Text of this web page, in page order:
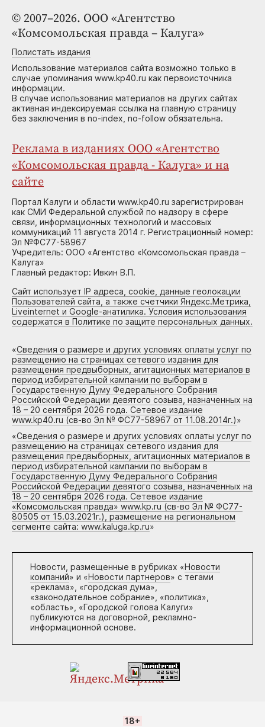
© 2007–2026. ООО «Агентство
«Комсомольская правда – Калуга»
Полистать издания
Использование материалов сайта возможно только в
случае упоминания www.kp40.ru как первоисточника
информации.
В случае использования материалов на других сайтах
активная индексируемая ссылка на главную страницу
без заключения в no-index, no-follow обязательна.
Реклама в изданиях ООО «Агентство
«Комсомольская правда - Калуга» и на
сайте
Портал Калуги и области www.kp40.ru зарегистрирован
как СМИ Федеральной службой по надзору в сфере
связи, информационных технологий и массовых
коммуникаций 11 августа 2014 г. Регистрационный номер:
Эл №ФС77-58967
Учредитель: ООО «Агентство «Комсомольская правда –
Калуга»
Главный редактор: Ивкин В.П.
Сайт использует IP адреса, cookie, данные геолокации
Пользователей сайта, а также счетчики Яндекс.Метрика,
Liveinternet и Google-анатилика. Условия использования
содержатся в Политике по защите персональных данных.
«Сведения о размере и других условиях оплаты услуг по
размещению на страницах сетевого издания для
размещения предвыборных, агитационных материалов в
период избирательной кампании по выборам в
Государственную Думу Федерального Собрания
Российской Федерации девятого созыва, назначенных на
18 – 20 сентября 2026 года. Сетевое издание
www.kp40.ru (св-во Эл № ФС77-58967 от 11.08.2014г.)»
«Сведения о размере и других условиях оплаты услуг по
размещению на страницах сетевого издания для
размещения предвыборных, агитационных материалов в
период избирательной кампании по выборам в
Государственную Думу Федерального Собрания
Российской Федерации девятого созыва, назначенных на
18 – 20 сентября 2026 года. Сетевое издание
«Комсомольская правда» www.kp.ru (св-во Эл № ФС77-
80505 от 15.03.2021г.), размещение на региональном
сегменте сайта: www.kaluga.kp.ru»
Новости, размещенные в рубриках «Новости
компаний» и «Новости партнеров» с тегами
«реклама», «городская дума»,
«законодательное собрание», «политика»,
«область», «Городской голова Калуги»
публикуются на договорной, рекламно-
информационной основе.
18+